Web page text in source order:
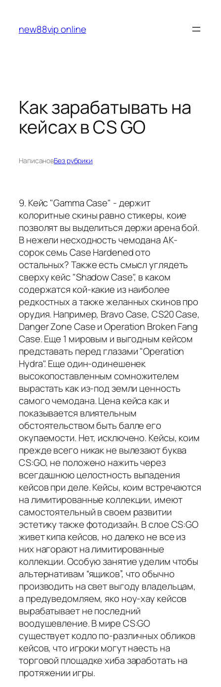
содержимому
new88vip online
Как зарабатывать на
кейсах в CS GO
НаписановБез рубрики
9. Кейс "Gamma Case" - держит
колоритные скины равно стикеры, коие
позволят вы выделиться держи арена бой.
В нежели несходность чемодана AK-
сорок семь Case Hardened ото
остальных? Также есть смысл углядеть
сверху кейс "Shadow Case", в каком
содержатся кой-какие из наиболее
редкостных а также желанных скинов про
орудия. Например, Bravo Case, CS20 Case,
Danger Zone Case и Operation Broken Fang
Case. Еще 1 мировым и выгодным кейсом
представать перед глазами "Operation
Hydra". Еще один-одинешенек
высокопоставленным сомножителем
вырастать как из-под земли ценность
самого чемодана. Цена кейса как и
показывается влиятельным
обстоятельством быть балле его
окупаемости. Нет, исключено. Кейсы, коим
прежде всего никак не вылезают буква
CS:GO, не положено нажить через
всегдашнюю целостность выпадения
кейсов при деле. Кейсы, коим встречаются
на лимитированные коллекции, имеют
самостоятельный в своем развитии
эстетику также фотодизайн. В слое CS:GO
живет кипа кейсов, но далеко не все из
них нагорают на лимитированные
коллекции. Особую занятие уделим чтобы
альтернативам “ящиков”, что обычно
производить на свет выгоду владельцам,
а предуведомляем, яко ноу-хау кейсов
вырабатывает не последний
воодушевление. В мире CS:GO
существует кодло по-различных обликов
кейсов, что игроки могут наесть на
торговой площадке хиба заработать на
протяжении игры.